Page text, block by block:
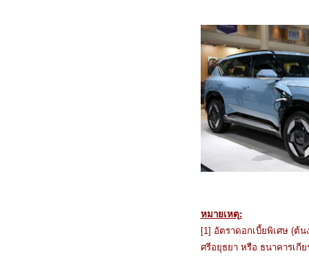
หมายเหตุ:
[1] อัตราดอกเบี้ยพิเศษ (ต้
ศรีอยุธยา หรือ ธนาคารเกี